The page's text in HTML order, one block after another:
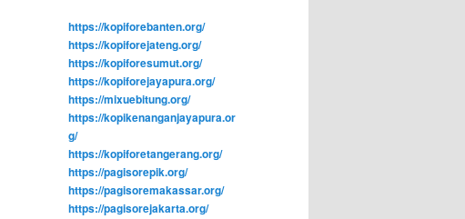
https://kopiforebanten.org/
https://kopiforejateng.org/
https://kopiforesumut.org/
https://kopiforejayapura.org/
https://mixuebitung.org/
https://kopikenanganjayapura.or
g/
https://kopiforetangerang.org/
https://pagisorepik.org/
https://pagisoremakassar.org/
https://pagisorejakarta.org/